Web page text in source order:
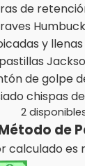
de
y
de golpe
chispas
2
de
calculado es